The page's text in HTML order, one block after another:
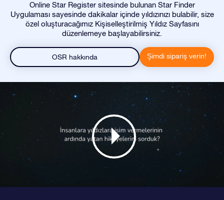
Online Star Register sitesinde bulunan Star Finder
Uygulaması sayesinde dakikalar içinde yıldızınızı bulabilir, size
özel oluşturacağımız Kişiselleştirilmiş Yıldız Sayfasını
düzenlemeye başlayabilirsiniz.
OSR hakkında Şimdi sipariş verin!